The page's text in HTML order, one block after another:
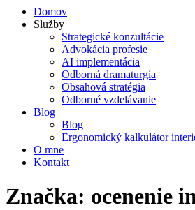
Domov
Služby
Strategické konzultácie
Advokácia profesie
AI implementácia
Odborná dramaturgia
Obsahová stratégia
Odborné vzdelávanie
Blog
Blog
Ergonomický kalkulátor
O mne
Kontakt
Značka: ocenenie